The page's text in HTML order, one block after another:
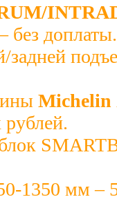
без доплаты.
задней
Michelin
1350 мм –